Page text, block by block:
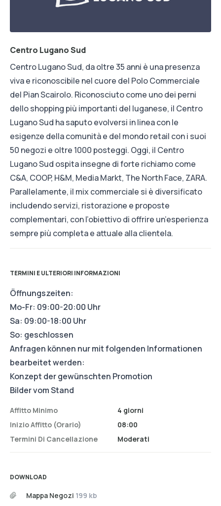
Centro Lugano Sud
Centro Lugano Sud, da oltre 35 anni è una presenza
viva e riconoscibile nel cuore del Polo Commerciale
del Pian Scairolo. Riconosciuto come uno dei perni
dello shopping più importanti del luganese, il Centro
Lugano Sud ha saputo evolversi in linea con le
esigenze della comunità e del mondo retail con i suoi
50 negozi e oltre 1000 posteggi. Oggi, il Centro
Lugano Sud ospita insegne di forte richiamo come
C&A, COOP, H&M, Media Markt, The North Face, ZARA.
Parallelamente, il mix commerciale si è diversificato
includendo servizi, ristorazione e proposte
complementari, con l’obiettivo di offrire un’esperienza
sempre più completa e attuale alla clientela.
TERMINI E ULTERIORI INFORMAZIONI
Öffnungszeiten:
Mo-Fr: 09:00-20:00 Uhr
Sa: 09:00-18:00 Uhr
So: geschlossen
Anfragen können nur mit folgenden Informationen
bearbeitet werden:
Konzept der gewünschten Promotion
Bilder vom Stand
Affitto Minimo
Inizio Affitto (orario)
Termini Di Cancellazione
4 giorni
08:00
Moderati
DOWNLOAD
Mappa Negozi 199 kb